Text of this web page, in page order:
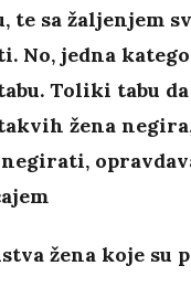
te sa žaljenjem
No, jedna
Toliki tabu da
žena
negirati,
žena koje su